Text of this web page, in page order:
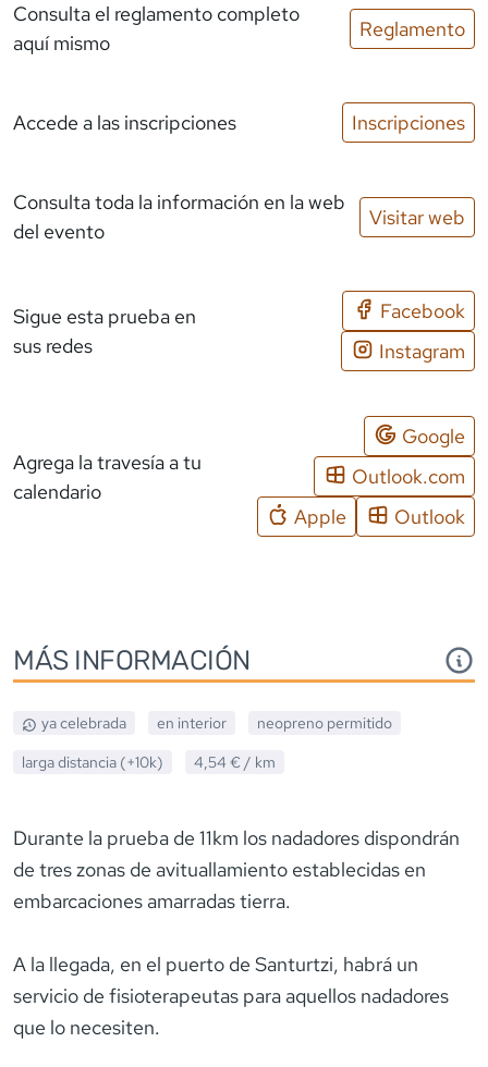
Consulta el reglamento completo
aquí mismo
Reglamento
Accede a las inscripciones Inscripciones
Consulta toda la información en la web
del evento
Visitar web
Sigue esta prueba en
sus redes
Facebook
Instagram
Agrega la travesía a tu
calendario
Google
Outlook.com
Apple
Outlook
MÁS INFORMACIÓN
ya celebrada en interior neopreno permitido
larga distancia (+10k)
4,54 € / km
Durante la prueba de 11km los nadadores dispondrán
de tres zonas de avituallamiento establecidas en
embarcaciones amarradas tierra.
A la llegada, en el puerto de Santurtzi, habrá un
servicio de fisioterapeutas para aquellos nadadores
que lo necesiten.